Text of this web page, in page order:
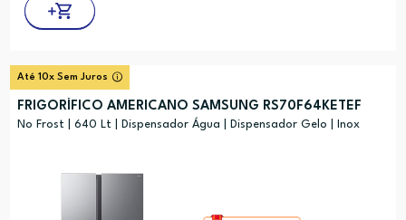
Até 10x Sem Juros
FRIGORÍFICO AMERICANO SAMSUNG RS70F64KETEF
No Frost | 640 Lt | Dispensador Água | Dispensador Gelo | Inox